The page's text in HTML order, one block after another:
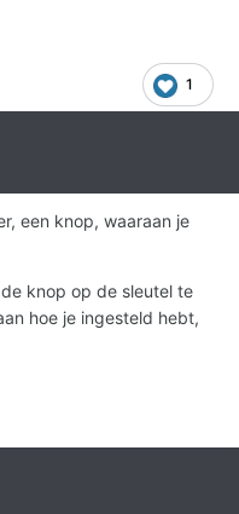
1
een knop, waaraan je
knop op de sleutel te
hoe je ingesteld hebt,